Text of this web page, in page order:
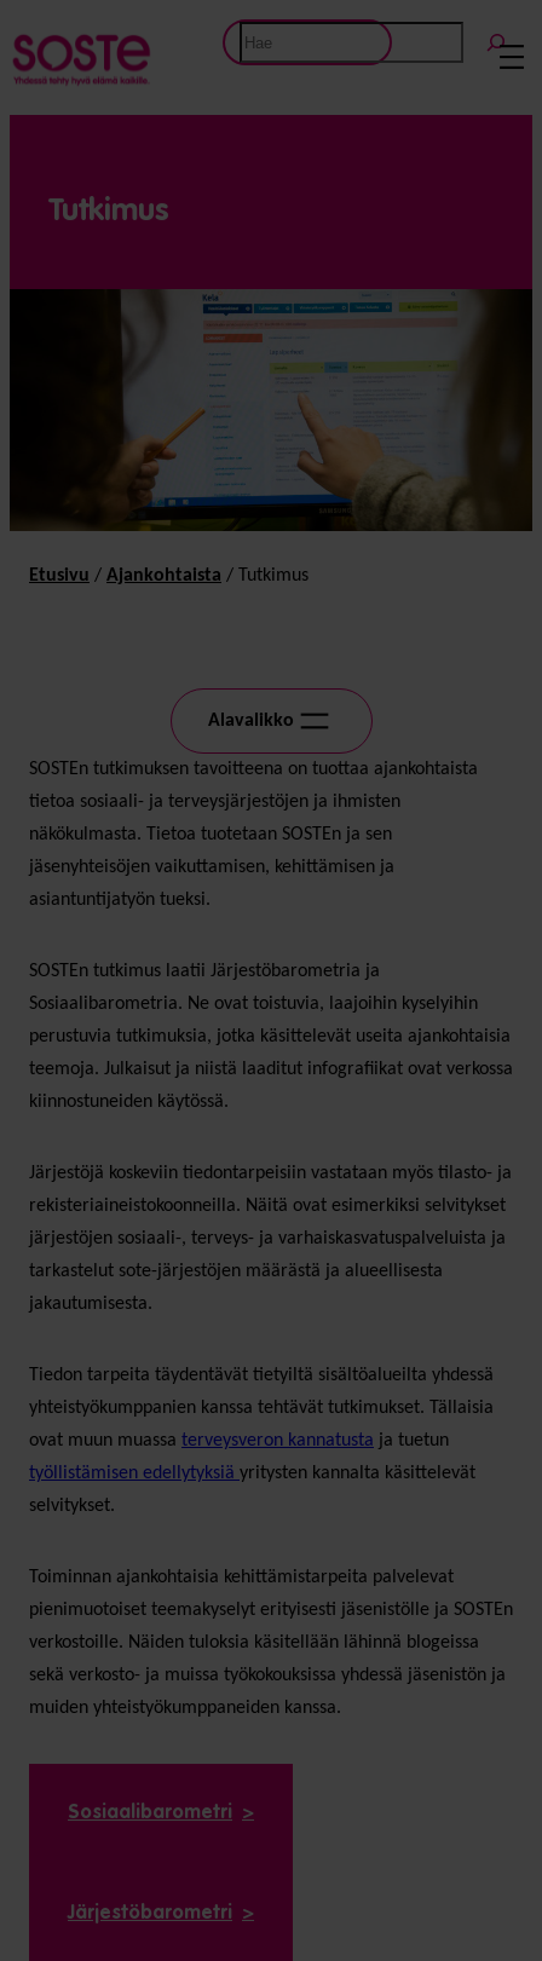
Siirry
sisältöön
Etsi
Tutkimus
Etusivu / Ajankohtaista / Tutkimus
Alavalikko
SOSTEn tutkimuksen tavoitteena on tuottaa ajankohtaista
tietoa sosiaali- ja terveysjärjestöjen ja ihmisten
näkökulmasta. Tietoa tuotetaan SOSTEn ja sen
jäsenyhteisöjen vaikuttamisen, kehittämisen ja
asiantuntijatyön tueksi.
SOSTEn tutkimus laatii Järjestöbarometria ja
Sosiaalibarometria. Ne ovat toistuvia, laajoihin kyselyihin
perustuvia tutkimuksia, jotka käsittelevät useita ajankohtaisia
teemoja. Julkaisut ja niistä laaditut infografiikat ovat verkossa
kiinnostuneiden käytössä.
Järjestöjä koskeviin tiedontarpeisiin vastataan myös tilasto- ja
rekisteriaineistokoonneilla. Näitä ovat esimerkiksi selvitykset
järjestöjen sosiaali-, terveys- ja varhaiskasvatuspalveluista ja
tarkastelut sote-järjestöjen määrästä ja alueellisesta
jakautumisesta.
Tiedon tarpeita täydentävät tietyiltä sisältöalueilta yhdessä
yhteistyökumppanien kanssa tehtävät tutkimukset. Tällaisia
ovat muun muassa terveysveron kannatusta ja tuetun
työllistämisen edellytyksiä yritysten kannalta käsittelevät
selvitykset.
Toiminnan ajankohtaisia kehittämistarpeita palvelevat
pienimuotoiset teemakyselyt erityisesti jäsenistölle ja SOSTEn
verkostoille. Näiden tuloksia käsitellään lähinnä blogeissa
sekä verkosto- ja muissa työkokouksissa yhdessä jäsenistön ja
muiden yhteistyökumppaneiden kanssa.
Sosiaalibarometri
Järjestöbarometri